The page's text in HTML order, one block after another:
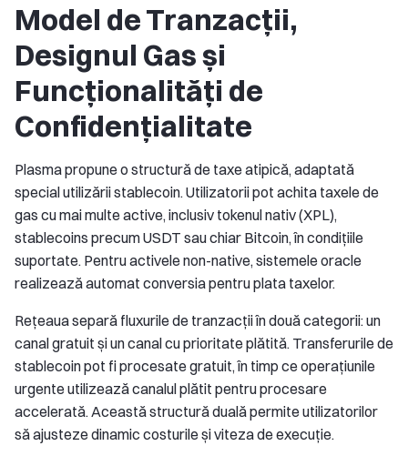
Model de Tranzacții,
Designul Gas și
Funcționalități de
Confidențialitate
Plasma propune o structură de taxe atipică, adaptată
special utilizării stablecoin. Utilizatorii pot achita taxele de
gas cu mai multe active, inclusiv tokenul nativ (XPL),
stablecoins precum USDT sau chiar Bitcoin, în condițiile
suportate. Pentru activele non-native, sistemele oracle
realizează automat conversia pentru plata taxelor.
Rețeaua separă fluxurile de tranzacții în două categorii: un
canal gratuit și un canal cu prioritate plătită. Transferurile de
stablecoin pot fi procesate gratuit, în timp ce operațiunile
urgente utilizează canalul plătit pentru procesare
accelerată. Această structură duală permite utilizatorilor
să ajusteze dinamic costurile și viteza de execuție.